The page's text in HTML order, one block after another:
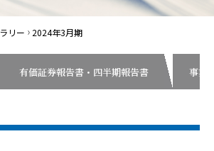
リー 2024年3月期
有価証券報告書・四半期報告書 事業